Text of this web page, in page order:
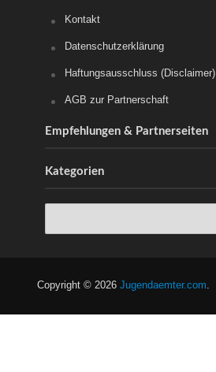
Kontakt
Datenschutzerklärung
Haftungsausschluss (Disclaimer)
AGB zur Partnerschaft
Empfehlungen & Partnerseiten
Kategorien
Copyright © 2026 Jugendaemter.com.